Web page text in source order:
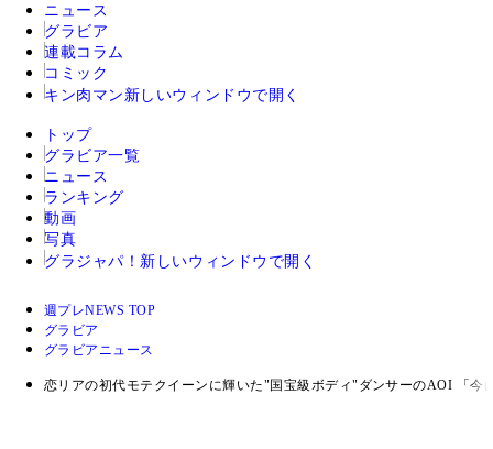
ニュース
グラビア
連載コラム
コミック
キン肉マン 新しいウィンドウで開く
トップ
グラビア一覧
ニュース
ランキング
動画
写真
グラジャパ！ 新しいウィンドウで開く
週プレNEWS TOP
グラビア
グラビアニュース
恋リアの初代モテクイーンに輝いた"国宝級ボディ"ダンサーのAOI 「今